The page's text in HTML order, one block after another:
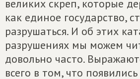
великих скреп, которые
как единое государство,
разрушаться. И об этих
разрушениях мы можем
довольно часто.
всего в том, что